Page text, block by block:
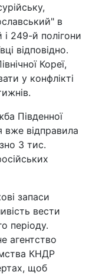
в
249-й полігони
відповідно.
Кореї,
у конфлікті
Південної
вже відправила
3 тис.
запаси
вести
періоду.
агентство
КНДР
щоб